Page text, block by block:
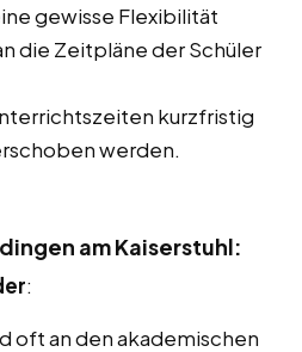
gewisse Flexibilität
die Zeitpläne der Schüler
kurzfristig
werden.
am Kaiserstuhl:
:
oft an den akademischen